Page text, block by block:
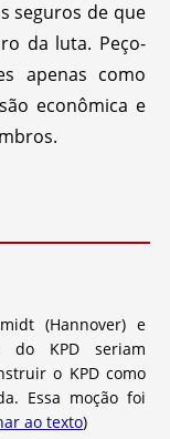
seguros de que
da luta. Peço-
apenas como
econômica e
(Hannover) e
do KPD seriam
o KPD como
Essa moção foi
ao texto)